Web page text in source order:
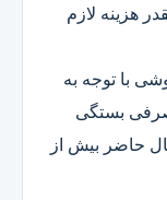
هزینه لازم
با توجه به
بستگی
حاضر بیش از